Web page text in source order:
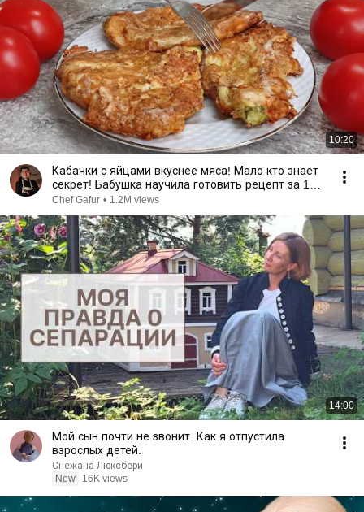
10:20
Кабачки с яйцами вкуснее мяса! Мало кто знает
секрет! Бабушка научила готовить рецепт за 15
минут
Chef Gafur • 1.2M views
14:00
Мой сын почти не звонит. Как я отпустила
взрослых детей.
Снежана Люксбери
New
16K views